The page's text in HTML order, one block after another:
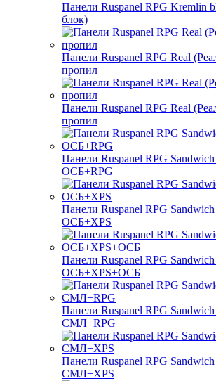
Панели Ruspanel RPG Kremlin
блок)
Панели Ruspanel RPG Real
пропил
Панели Ruspanel RPG Real
пропил
Панели Ruspanel RPG
ОСБ+RPG
Панели Ruspanel RPG
ОСБ+XPS
Панели Ruspanel RPG
ОСБ+XPS+ОСБ
Панели Ruspanel RPG
СМЛ+RPG
Панели Ruspanel RPG
СМЛ+XPS